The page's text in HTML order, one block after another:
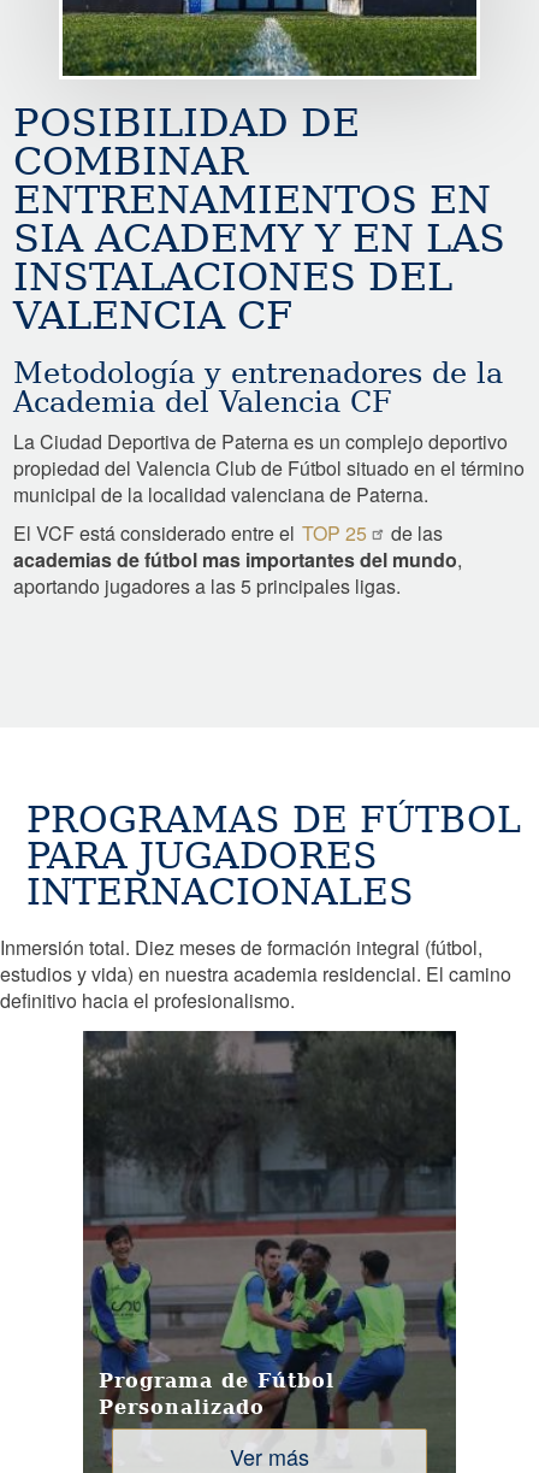
POSIBILIDAD DE
COMBINAR
ENTRENAMIENTOS EN
SIA ACADEMY Y EN LAS
INSTALACIONES DEL
VALENCIA CF
Metodología y entrenadores de la
Academia del Valencia CF
La Ciudad Deportiva de Paterna es un complejo deportivo
propiedad del Valencia Club de Fútbol situado en el término
municipal de la localidad valenciana de Paterna.
El VCF está considerado entre el TOP 25
de las
academias de fútbol mas importantes del mundo,
aportando jugadores a las 5 principales ligas.
PROGRAMAS DE FÚTBOL
PARA JUGADORES
INTERNACIONALES
Inmersión total. Diez meses de formación integral (fútbol,
estudios y vida) en nuestra academia residencial. El camino
definitivo hacia el profesionalismo.
Ver más
Programa de Fútbol
Personalizado